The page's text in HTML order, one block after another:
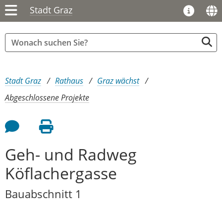
Stadt Graz
Sie sind hier:
Stadt Graz Rathaus
Graz wächst
Abgeschlossene Projekte
Feedback an Autor
Seite drucken
Geh- und Radweg
Köflachergasse
Bauabschnitt 1